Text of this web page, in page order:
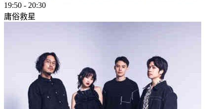
19:50 - 20:30
庸俗救星